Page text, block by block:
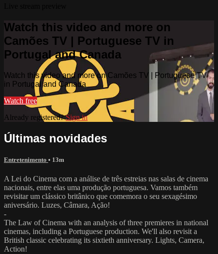
Watch this video and more on
Camões TV | Portuguese TV in
Portugal and Canada
Watch this video and more on Camões TV | Portuguese TV
in Portugal and Canada
Watch free
Already registered?Sign in
Últimas novidades
Entretenimento • 13m
A Lei do Cinema com a análise de três estreias nas salas de cinema
nacionais, entre elas uma produção portuguesa. Vamos também
revisitar um clássico britânico que comemora o seu sexagésimo
aniversário. Luzes, Câmara, Ação!
-
The Law of Cinema with an analysis of three premieres in national
cinemas, including a Portuguese production. We'll also revisit a
British classic celebrating its sixtieth anniversary. Lights, Camera,
Action!